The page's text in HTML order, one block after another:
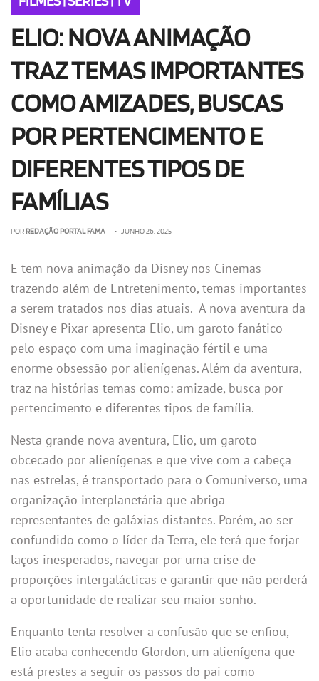
ELIO: NOVA ANIMAÇÃO
TRAZ TEMAS IMPORTANTES
COMO AMIZADES, BUSCAS
POR PERTENCIMENTO E
DIFERENTES TIPOS DE
FAMÍLIAS
POR REDAÇÃO PORTAL FAMA • JUNHO 26, 2025
E tem nova animação da Disney nos Cinemas
trazendo além de Entretenimento, temas importantes
a serem tratados nos dias atuais. A nova aventura da
Disney e Pixar apresenta Elio, um garoto fanático
pelo espaço com uma imaginação fértil e uma
enorme obsessão por alienígenas. Além da aventura,
traz na histórias temas como: amizade, busca por
pertencimento e diferentes tipos de família.
Nesta grande nova aventura, Elio, um garoto
obcecado por alienígenas e que vive com a cabeça
nas estrelas, é transportado para o Comuniverso, uma
organização interplanetária que abriga
representantes de galáxias distantes. Porém, ao ser
confundido como o líder da Terra, ele terá que forjar
laços inesperados, navegar por uma crise de
proporções intergalácticas e garantir que não perderá
a oportunidade de realizar seu maior sonho.
Enquanto tenta resolver a confusão que se enfiou,
Elio acaba conhecendo Glordon, um alienígena que
está prestes a seguir os passos do pai como